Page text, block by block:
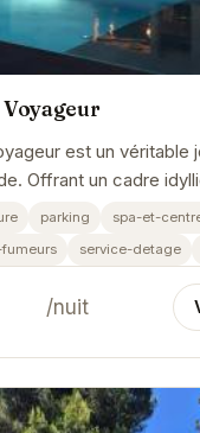
est un véritable
Offrant un cadre
de gamme, cet
parking
spa-et-
service-detage
/nuit